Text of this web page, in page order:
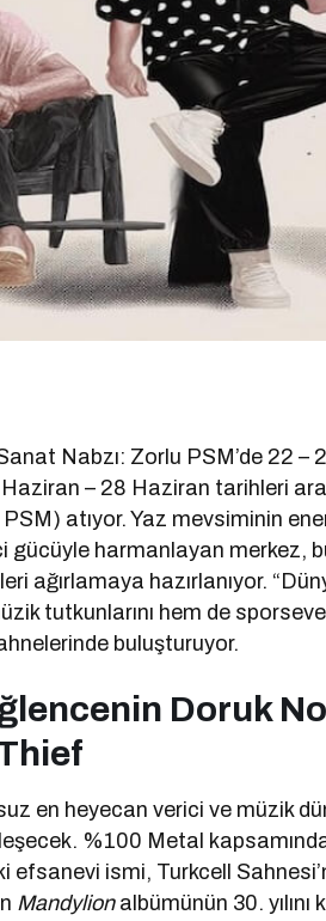
Nabzı: Zorlu PSM’de 22
Haziran – 28 Haziran tarihleri
PSM) atıyor. Yaz mevsiminin
gücüyle harmanlayan merkez,
ağırlamaya hazırlanıyor.
tutkunlarını hem de
buluşturuyor.
Doruk
en heyecan verici ve müzik
%100 Metal
efsanevi ismi, Turkcell
Mandylionalbümünün 30. yılını